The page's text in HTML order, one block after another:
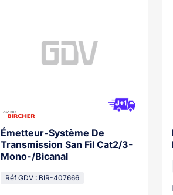
Émetteur-Système De
Transmission San Fil Cat2/3-
Mono-/Bicanal
Réf GDV : BIR-407666